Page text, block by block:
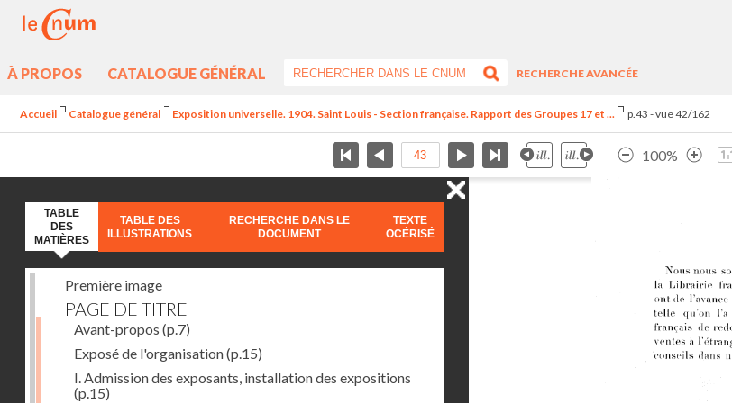
À PROPOS CATALOGUE GÉNÉRAL
RECHERCHE AVANCÉE
Accueil Catalogue général Exposition universelle. 1904. Saint Louis - Section française. Rapport des Groupes 17 et ... p.43 - vue 42/162
100%
TABLE
DES
MATIÈRES
TABLE DES
ILLUSTRATIONS
RECHERCHE DANS LE
DOCUMENT
TEXTE
OCÉRISÉ
Première image
PAGE DE TITRE
Avant-propos (p.7)
Exposé de l'organisation(p.15)
I. Admission des exposants, installation des expositions
(p.15)